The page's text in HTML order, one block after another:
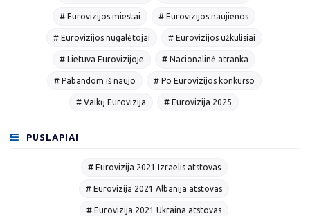
# Eurovizijos miestai # Eurovizijos naujienos
# Eurovizijos nugalėtojai # Eurovizijos užkulisiai
# Lietuva Eurovizijoje # Nacionalinė atranka
# Pabandom iš naujo # Po Eurovizijos konkurso
# Vaikų Eurovizija # Eurovizija 2025
PUSLAPIAI
# Eurovizija 2021 Izraelis atstovas
# Eurovizija 2021 Albanija atstovas
# Eurovizija 2021 Ukraina atstovas